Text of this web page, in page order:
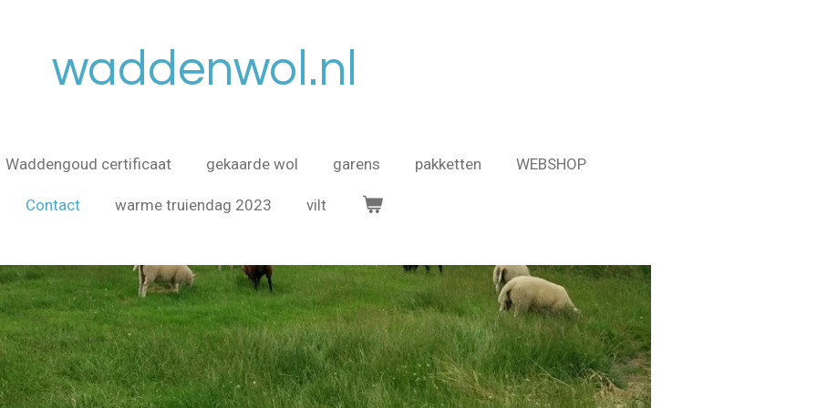
waddenwol.nl
Waddengoud certificaat gekaarde wol garens pakketten WEBSHOP
Contact warme truiendag 2023 vilt